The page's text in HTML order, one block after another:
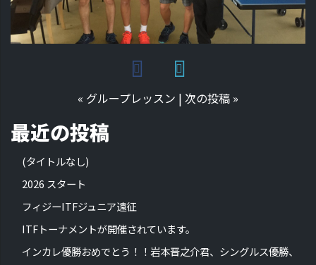
« グループレッスン | 次の投稿 »
最近の投稿
(タイトルなし)
2026 スタート
フィジーITFジュニア遠征
ITFトーナメントが開催されています。
インカレ優勝おめでとう！！岩本晋之介君、シングルス優勝、